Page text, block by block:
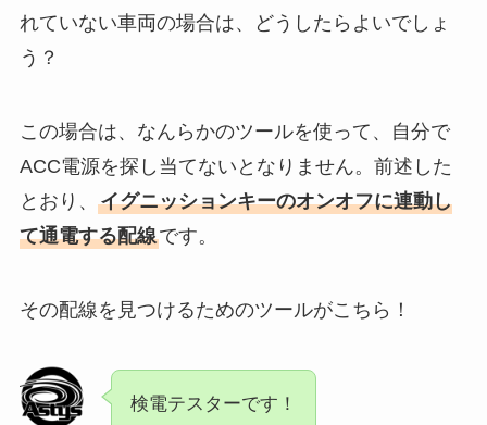
れていない車両の場合は、どうしたらよいでしょ
う？
この場合は、なんらかのツールを使って、自分で
ACC電源を探し当てないとなりません。前述した
とおり、 イグニッションキーのオンオフに連動し
て通電する配線です。
その配線を見つけるためのツールがこちら！
検電テスターです！